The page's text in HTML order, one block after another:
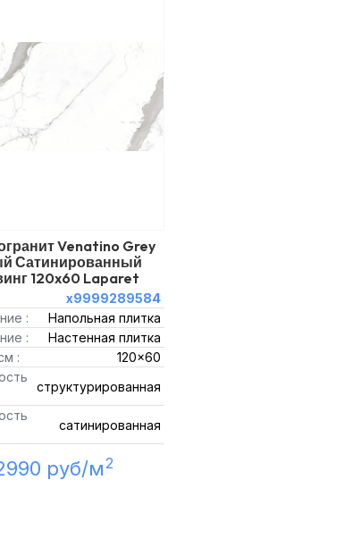
Venatino Grey
Сатинированный
120x60 Laparet
х9999289584
:
Напольная плитка
:
Настенная плитка
:
120x60
структурированная
сатинированная
руб/м2